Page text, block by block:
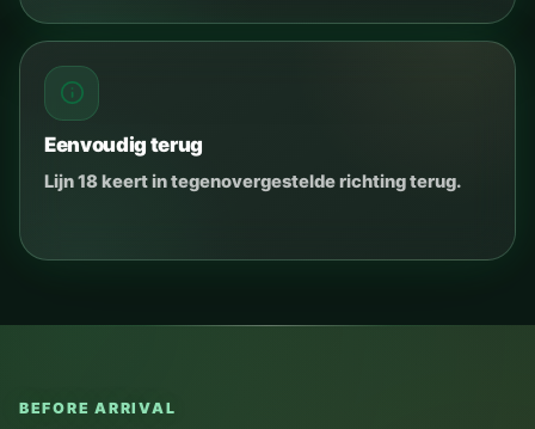
Eenvoudig terug
Lijn 18 keert in tegenovergestelde richting terug.
BEFORE ARRIVAL